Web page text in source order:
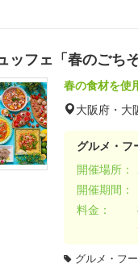
ッフェ「春のごち
春の食材を使
大阪府・大
グルメ・フ
開催場所：
開催期間：
料金：
グルメ・フ